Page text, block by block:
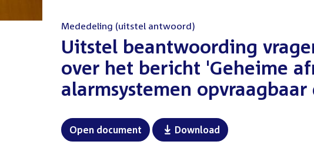
Mededeling (uitstel antwoord)
:Uitstel beantwoording
over het bericht 'Geheime
alarmsystemen
Open document Download